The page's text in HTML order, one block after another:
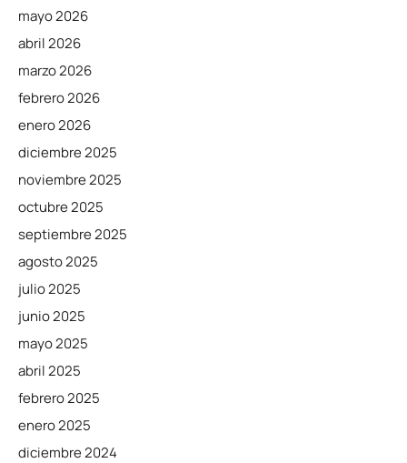
mayo 2026
abril 2026
marzo 2026
febrero 2026
enero 2026
diciembre 2025
noviembre 2025
octubre 2025
septiembre 2025
agosto 2025
julio 2025
junio 2025
mayo 2025
abril 2025
febrero 2025
enero 2025
diciembre 2024